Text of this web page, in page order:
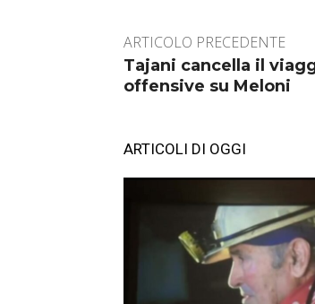
ARTICOLO PRECEDENTE
Tajani cancella il
offensive su Meloni
ARTICOLI DI OGGI